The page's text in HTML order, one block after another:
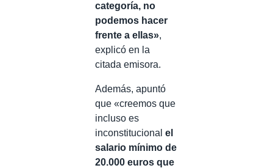
categoría, no
podemos hacer
frente a ellas»,
explicó en la
citada emisora.
Además, apuntó
que «creemos que
incluso es
inconstitucional el
salario mínimo de
20.000 euros que